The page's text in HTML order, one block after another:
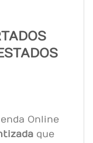
Online
que